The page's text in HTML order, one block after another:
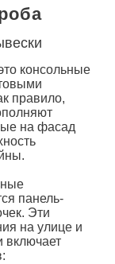
консольные
правило,
на фасад
панель-
Эти
на улице и
включает